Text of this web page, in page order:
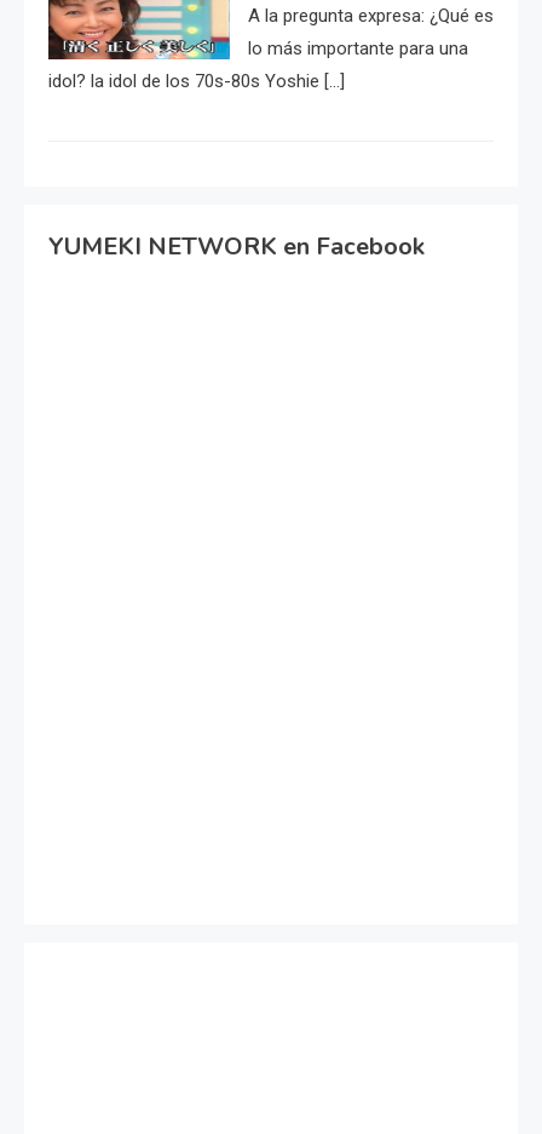
A la pregunta expresa: ¿Qué es
lo más importante para una
idol? la idol de los 70s-80s Yoshie […]
YUMEKI NETWORK en Facebook